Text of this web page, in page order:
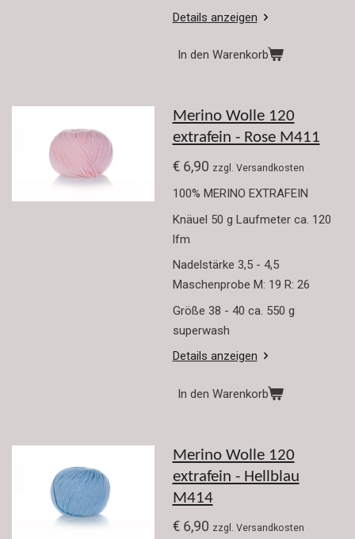
Details anzeigen
In den Warenkorb
Merino Wolle 120
extrafein - Rose M411
€ 6,90 zzgl. Versandkosten
100% MERINO EXTRAFEIN
Knäuel 50 g Laufmeter ca. 120
lfm
Nadelstärke 3,5 - 4,5
Maschenprobe M: 19 R: 26
Größe 38 - 40 ca. 550 g
superwash
Details anzeigen
In den Warenkorb
Merino Wolle 120
extrafein - Hellblau
M414
€ 6,90 zzgl. Versandkosten